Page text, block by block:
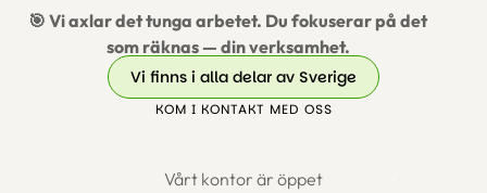
🎯 Vi axlar det tunga arbetet. Du fokuserar på det
som räknas — din verksamhet.
Vi finns i alla delar av Sverige
KOM I KONTAKT MED OSS
Vårt kontor är öppet